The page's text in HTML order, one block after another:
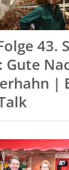
43.
Gute
|